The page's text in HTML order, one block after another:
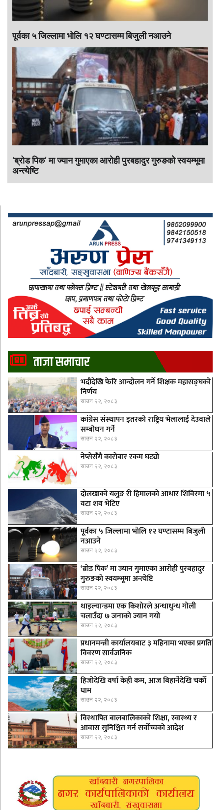
पूर्वका ५ जिल्लामा भाेलि १२ घण्टासम्म बिजुली नआउने
‘ब्रोड पिक’ मा ज्यान गुमाएका आराेही पुरबहादुर गुरुङको स्वयम्भूमा
अन्त्येष्टि
ताजा समाचार
भदौदेखि फेरि आन्दोलन गर्ने शिक्षक महासङ्घको
निर्णय
साउन २२, २०८३
कांग्रेस संस्थापन इतरको राष्ट्रिय भेलालाई देउवाले
सम्बोधन गर्ने
साउन २२, २०८३
नेप्सेसँगै काराेबार रकम घट्याे
साउन २२, २०८३
दोलखाको यलुङ री हिमालको आधार शिविरमा ५
वटा शव भेटिए
साउन २२, २०८३
पूर्वका ५ जिल्लामा भाेलि १२ घण्टासम्म बिजुली
नआउने
साउन २२, २०८३
‘ब्रोड पिक’ मा ज्यान गुमाएका आराेही पुरबहादुर
गुरुङको स्वयम्भूमा अन्त्येष्टि
साउन २२, २०८३
थाइल्यान्डमा एक किशोरले अन्धाधुन्ध गोली
चलाउँदा ७ जनाको ज्यान गयो
साउन २२, २०८३
प्रधानमन्त्री कार्यालयबाट ३ महिनामा भएका प्रगति
विवरण सार्वजनिक
साउन २२, २०८३
हिजोदेखि वर्षा केही कम, आज बिहानैदेखि चर्को
घाम
साउन २२, २०८३
विस्थापित बालबालिकाको शिक्षा, स्वास्थ्य र
आवास सुनिश्चित गर्न सर्वोच्चको आदेश
साउन २२, २०८३